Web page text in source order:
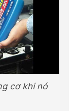
cơ khi nó